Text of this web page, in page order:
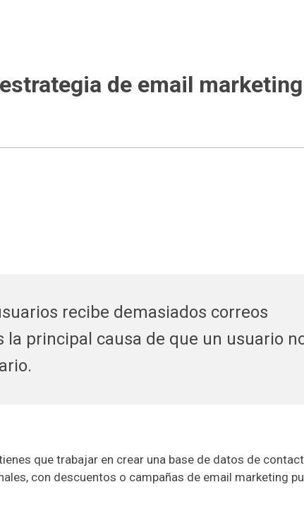
de email
recibe demasiados correos
principal causa de que un usuario
que trabajar en crear una base de datos de
con descuentos o campañas de email marketing